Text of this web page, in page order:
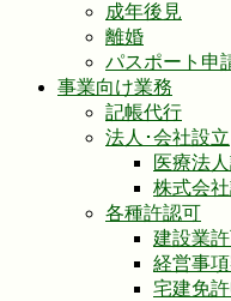
成年後見
離婚
パスポート申
事業向け業務
記帳代行
法人･会社設立
医療法
株式会
各種許認可
建設業
経営事
宅建免